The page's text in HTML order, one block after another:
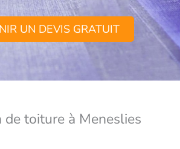
UN DEVIS GRATUIT
de toiture à Meneslies